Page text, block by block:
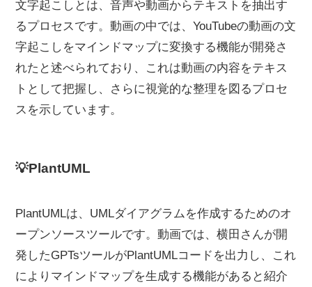
文字起こしとは、音声や動画からテキストを抽出す
るプロセスです。動画の中では、YouTubeの動画の文
字起こしをマインドマップに変換する機能が開発さ
れたと述べられており、これは動画の内容をテキス
トとして把握し、さらに視覚的な整理を図るプロセ
スを示しています。
💡PlantUML
PlantUMLは、UMLダイアグラムを作成するためのオ
ープンソースツールです。動画では、横田さんが開
発したGPTsツールがPlantUMLコードを出力し、これ
によりマインドマップを生成する機能があると紹介